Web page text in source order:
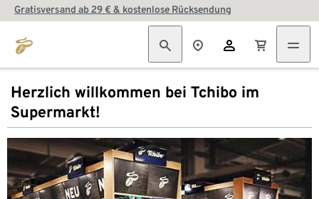
Gratisversand ab 29 € & kostenlose Rücksendung
Herzlich willkommen bei Tchibo im
Supermarkt!